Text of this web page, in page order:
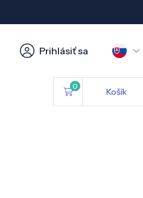
Prihlásiť sa
0
Košík